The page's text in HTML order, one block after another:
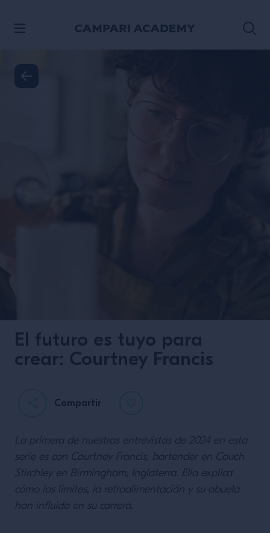
El futuro es tuyo para
crear: Courtney Francis
Compartir
La primera de nuestras entrevistas de 2024 en esta
serie es con Courtney Francis, bartender en Couch
Stirchley en Birmingham, Inglaterra. Ella explica
cómo los límites, la retroalimentación y su abuela
han influido en su carrera.